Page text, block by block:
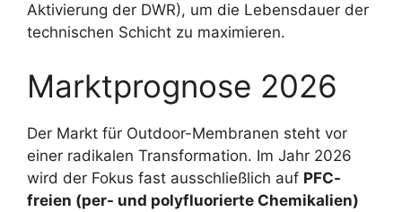
Aktivierung der DWR), um die Lebensdauer der
technischen Schicht zu maximieren.
Marktprognose 2026
Der Markt für Outdoor-Membranen steht vor
einer radikalen Transformation. Im Jahr 2026
wird der Fokus fast ausschließlich auf PFC-
freien (per- und polyfluorierte Chemikalien)